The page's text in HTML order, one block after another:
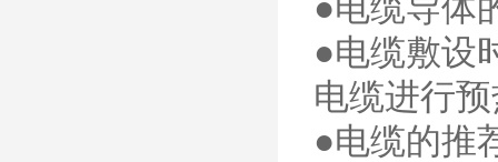
●电缆敷设
电缆进行
●电缆的推